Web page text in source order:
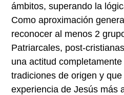
ámbitos, superando la
Como aproximación
reconocer al menos 2
Patriarcales, post-
una actitud
tradiciones de origen y
experiencia de Jesús más